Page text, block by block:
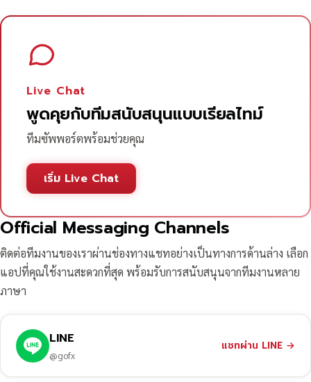
Live Chat
พูดคุยกับทีมสนับสนุนแบบเรียลไทม์
ทีมซัพพอร์ตพร้อมช่วยคุณ
เริ่ม Live Chat
Official Messaging Channels
ติดต่อทีมงานของเราผ่านช่องทางแชทอย่างเป็นทางการด้านล่าง เลือก
แอปที่คุณใช้งานสะดวกที่สุด พร้อมรับการสนับสนุนจากทีมงานหลาย
ภาษา
LINE
@gofx
แชทผ่าน LINE →